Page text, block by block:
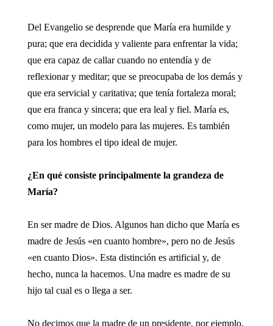
Del Evangelio se desprende que María era humilde y
pura; que era decidida y valiente para enfrentar la vida;
que era capaz de callar cuando no entendía y de
reflexionar y meditar; que se preocupaba de los demás y
que era servicial y caritativa; que tenía fortaleza moral;
que era franca y sincera; que era leal y fiel. María es,
como mujer, un modelo para las mujeres. Es también
para los hombres el tipo ideal de mujer.
¿En qué consiste principalmente la grandeza de
María?
En ser madre de Dios. Algunos han dicho que María es
madre de Jesús «en cuanto hombre», pero no de Jesús
«en cuanto Dios». Esta distinción es artificial y, de
hecho, nunca la hacemos. Una madre es madre de su
hijo tal cual es o llega a ser.
No decimos que la madre de un presidente, por ejemplo,